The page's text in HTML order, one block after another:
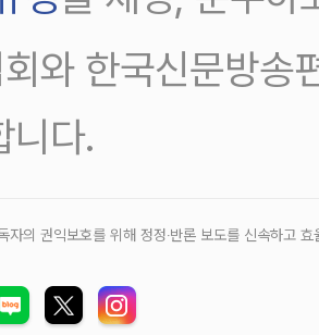
와 한국신문방송
니다.
자의 권익보호를 위해 정정‧반론 보도를 신속하고